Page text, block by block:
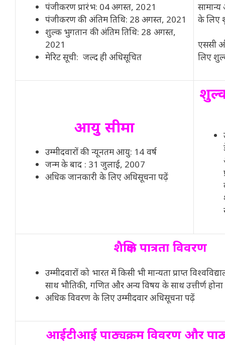
पंजीकरण प्रारंभ: 04 अगस्त, 2021
पंजीकरण की अंतिम तिथि: 28 अगस्त, 2021
शुल्क भुगतान की अंतिम तिथि: 28 अगस्त,
2021
मेरिट सूची: जल्द ही अधिसूचित
के लिए
एससी
लिए
आयु सीमा
उम्मीदवारों की न्यूनतम आयु: 14 वर्ष
जन्म के बाद : 31 जुलाई, 2007
अधिक जानकारी के लिए अधिसूचना पढ़ें
शैक्षिक पात्रता विवरण
उम्मीदवारों को भारत में किसी भी मान्यता प्राप्त
साथ भौतिकी, गणित और अन्य विषय के साथ उत्तीर्ण होना
अधिक विवरण के लिए उम्मीदवार अधिसूचना पढ़ें
आईटीआई पाठ्यक्रम विवरण और